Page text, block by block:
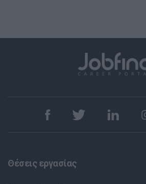
Θέσεις εργασίας